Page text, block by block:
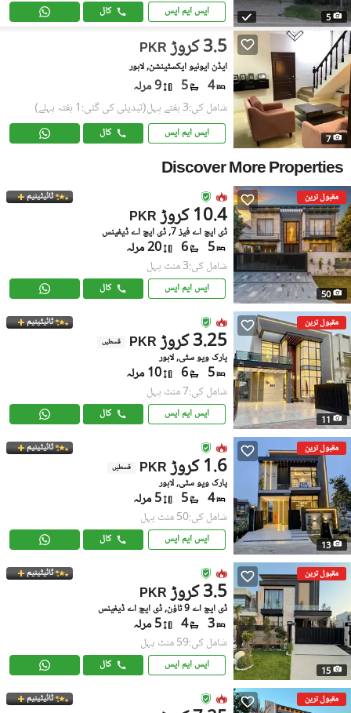
5 ایس ایم ایس کال
7
PKR 3.5 کروڑ
ایڈن ایونیو ایکسٹینشن, لاہور
4
5 9 مرلہ
شامل کی:3 ہفتے پہل (تبدیلی کی گئی:1 ہفتہ پہلے)
ایس ایم ایس کال
Discover More Properties
مقبول ترین
50
ٹائیٹینیم
PKR 10.4 کروڑ
ڈی ایچ اے فیز 7, ڈی ایچ اے ڈیفینس
5
6 20 مرلہ
شامل کی:3 منٹ پہل
ایس ایم ایس کال
مقبول ترین
11
ٹائیٹینیم
PKR 3.25 کروڑ قسطیں
پارک ویو سٹی, لاہور
5
6 10 مرلہ
شامل کی:7 منٹ پہل
ایس ایم ایس کال
مقبول ترین
13
ٹائیٹینیم
PKR 1.6 کروڑ قسطیں
پارک ویو سٹی, لاہور
4
5 5 مرلہ
شامل کی:50 منٹ پہل
ایس ایم ایس کال
مقبول ترین
15
ٹائیٹینیم
PKR 3.5 کروڑ
ڈی ایچ اے 9 ٹاؤن, ڈی ایچ اے ڈیفینس
3
4 5 مرلہ
شامل کی:59 منٹ پہل
ایس ایم ایس کال
مقبول ترین ٹائیٹینیم